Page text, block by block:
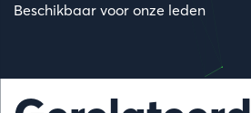
Beschikbaar voor onze leden